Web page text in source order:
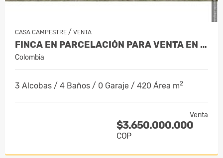
CASA CAMPESTRE / VENTA
FINCA EN PARCELACIÓN PARA VENTA EN EL…
Colombia
3 Alcobas / 4 Baños / 0 Garaje / 420 Área m2
Venta
$3.650.000.000
COP